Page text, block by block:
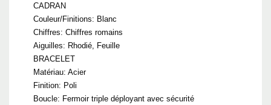
CADRAN
Couleur/Finitions: Blanc
Chiffres: Chiffres romains
Aiguilles: Rhodié, Feuille
BRACELET
Matériau: Acier
Finition: Poli
Boucle: Fermoir triple déployant avec sécurité